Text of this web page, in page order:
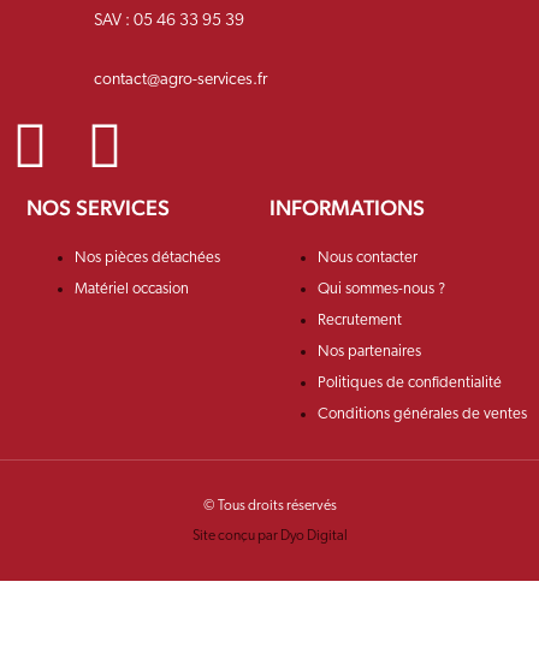
SAV : 05 46 33 95 39
contact@agro-services.fr
NOS SERVICES
Nos pièces détachées
Matériel occasion
INFORMATIONS
Nous contacter
Qui sommes-nous ?
Recrutement
Nos partenaires
Politiques de confidentialité
Conditions générales de ventes
© Tous droits réservés
Site conçu par Dyo Digital